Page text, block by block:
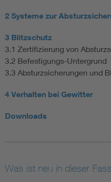
2 Systeme zur
3 Blitzschutz
3.1 Zertifizierung von
3.2 Befestigungs-Untergrund
3.3 Absturzsicherungen und
4 Verhalten bei Gewitter
Downloads
Was ist neu in dieser